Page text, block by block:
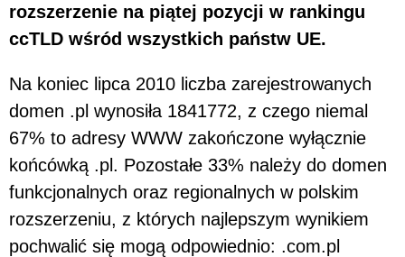
rozszerzenie na piątej pozycji w rankingu
ccTLD wśród wszystkich państw UE.
Na koniec lipca 2010 liczba zarejestrowanych
domen .pl wynosiła 1841772, z czego niemal
67% to adresy WWW zakończone wyłącznie
końcówką .pl. Pozostałe 33% należy do domen
funkcjonalnych oraz regionalnych w polskim
rozszerzeniu, z których najlepszym wynikiem
pochwalić się mogą odpowiednio: .com.pl